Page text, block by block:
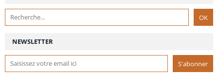
NEWSLETTER